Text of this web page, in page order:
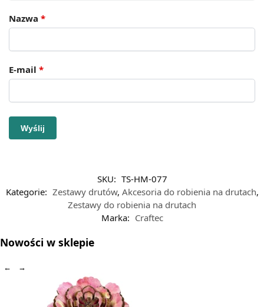
Nazwa *
E-mail *
SKU: TS-HM-077
Kategorie: Zestawy drutów, Akcesoria do robienia na drutach,
Zestawy do robienia na drutach
Marka: Craftec
Nowości w sklepie
← →